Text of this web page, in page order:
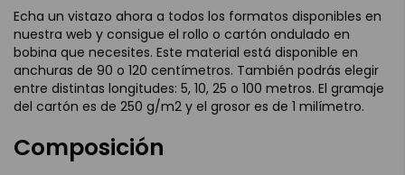
Echa un vistazo ahora a todos los formatos disponibles en
nuestra web y consigue el rollo o cartón ondulado en
bobina que necesites. Este material está disponible en
anchuras de 90 o 120 centímetros. También podrás elegir
entre distintas longitudes: 5, 10, 25 o 100 metros. El gramaje
del cartón es de 250 g/m2 y el grosor es de 1 milímetro.
Composición